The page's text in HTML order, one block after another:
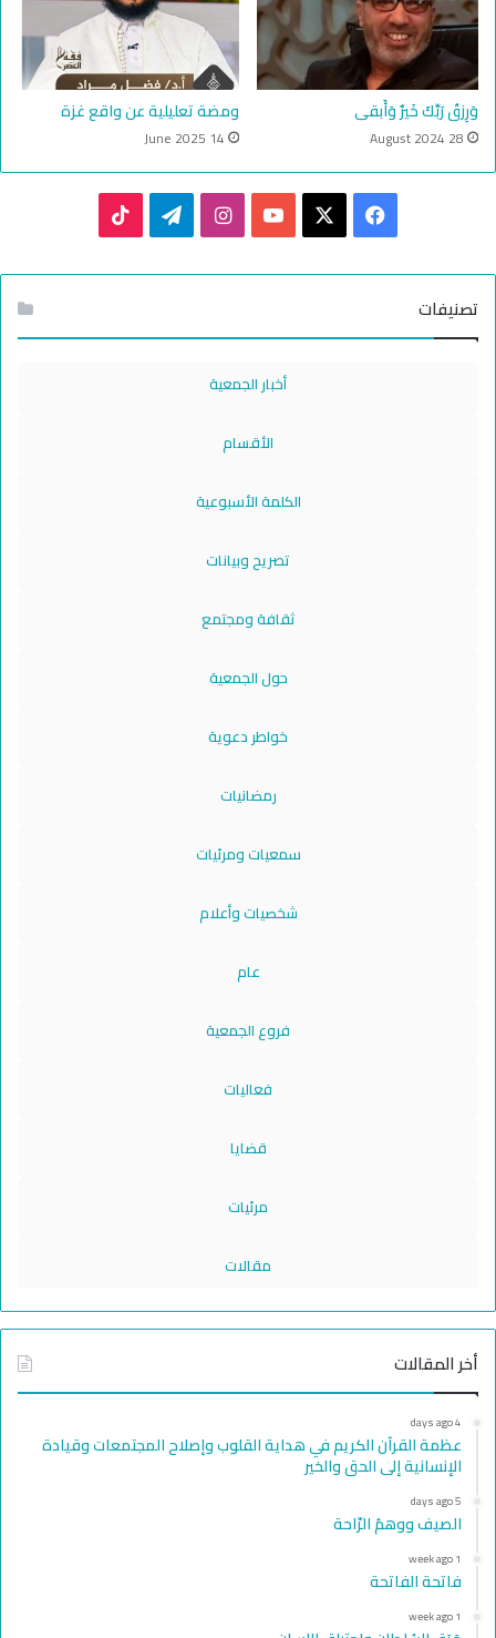
وَرِزقُ رَبِّكَ خَيرٌ وَأَبقى
28 August 2024
ومضة تعليلية عن واقع غزة
14 June 2025
Facebook
YouTube
Instagram
Telegram
تصنيفات
أخبار الجمعية
الأقسام
الكلمة الأسبوعية
تصريح وبيانات
ثقافة ومجتمع
حول الجمعية
خواطر دعوية
رمضانيات
سمعيات ومرئيات
شخصيات وأعلام
عام
فروع الجمعية
فعاليات
قضايا
مرئيات
مقالات
أخر المقالات
4 days ago
عظمة القرآن الكريم في هداية القلوب وإصلاح المجتمعات وقيادة
الإنسانية إلى الحق والخير
5 days ago
الصيف ووهمُ الرّاحة
1 week ago
فاتحة الفاتحة
1 week ago